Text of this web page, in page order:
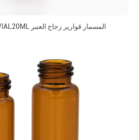
20 مل من الفضاء VIAL20ML المسمار قوارير زجاج العنبر